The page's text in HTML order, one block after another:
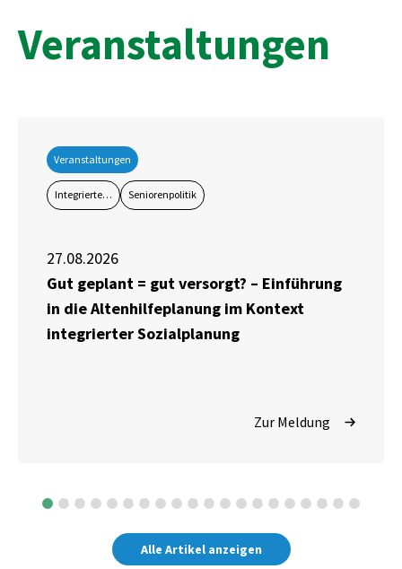
Veranstaltungen
Veranstaltungen
Integrierte… Seniorenpolitik
27.08.2026
Gut geplant = gut versorgt? – Einführung
in die Altenhilfeplanung im Kontext
integrierter Sozialplanung
Zur Meldung
Alle Artikel anzeigen